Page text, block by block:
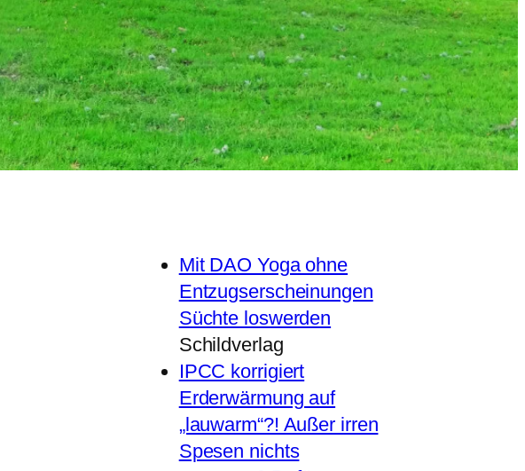
Mit DAO Yoga ohne
Entzugserscheinungen
Süchte loswerden
Schildverlag
IPCC korrigiert
Erderwärmung auf
„lauwarm“?! Außer irren
Spesen nichts